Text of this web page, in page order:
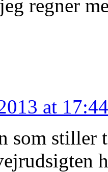
regner
at 17:44
som stiller